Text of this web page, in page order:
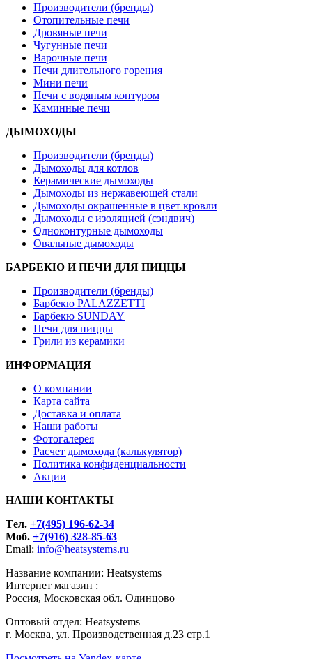
Производители (бренды)
Отопительные печи
Дровяные печи
Чугунные печи
Варочные печи
Печи длительного горения
Мини печи
Печи с водяным контуром
Каминные печи
ДЫМОХОДЫ
Производители (бренды)
Дымоходы для котлов
Керамические дымоходы
Дымоходы из нержавеющей стали
Дымоходы окрашенные в цвет кровли
Дымоходы с изоляцией (сэндвич)
Одноконтурные дымоходы
Овальные дымоходы
БАРБЕКЮ И ПЕЧИ ДЛЯ ПИЦЦЫ
Производители (бренды)
Барбекю PALAZZETTI
Барбекю SUNDAY
Печи для пиццы
Грили из керамики
ИНФОРМАЦИЯ
О компании
Карта сайта
Доставка и оплата
Наши работы
Фотогалерея
Расчет дымохода (калькулятор)
Политика конфиденциальности
Акции
НАШИ КОНТАКТЫ
Tел. +7(495) 196-62-34
Моб. +7(916) 328-85-63
Email: info@heatsystems.ru
Название компании: Heatsystems
Интернет магазин :
Россия, Московская обл. Одинцово
Оптовый отдел: Heatsystems
г. Москва, ул. Производственная д.23 стр.1